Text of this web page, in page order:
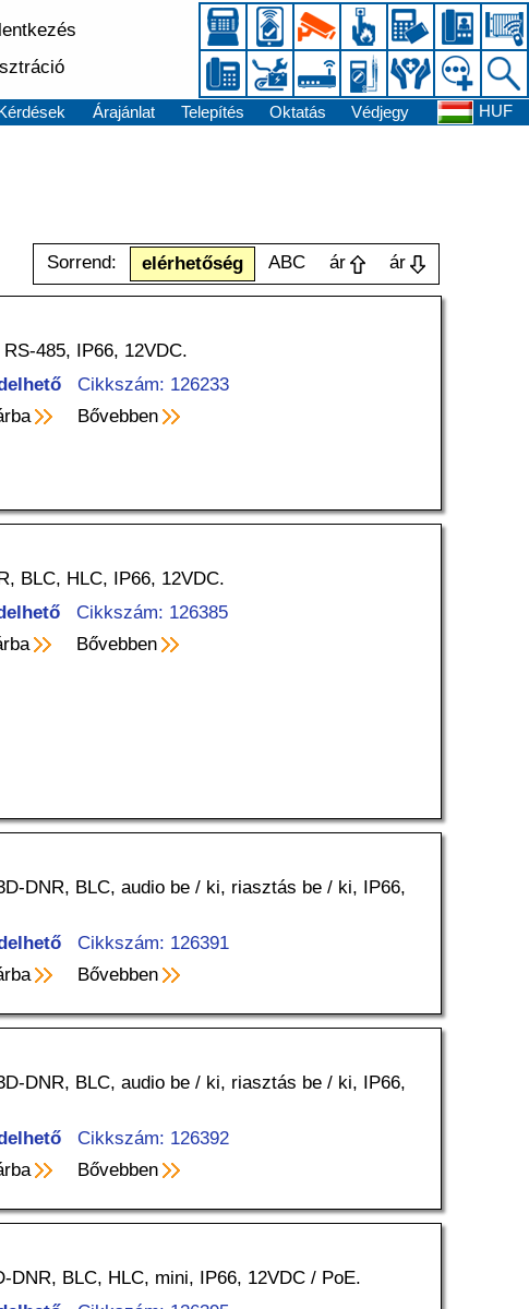
Árajánlat Telepítés Oktatás Védjegy HUF
Sorrend: elérhetőség ABC ár ár
485, IP66, 12VDC.
Cikkszám: 126233
Bővebben
BLC, HLC, IP66, 12VDC.
Cikkszám: 126385
Bővebben
DNR, BLC, audio be / ki, riasztás be / ki, IP66,
Cikkszám: 126391
Bővebben
DNR, BLC, audio be / ki, riasztás be / ki, IP66,
Cikkszám: 126392
Bővebben
DNR, BLC, HLC, mini, IP66, 12VDC / PoE.